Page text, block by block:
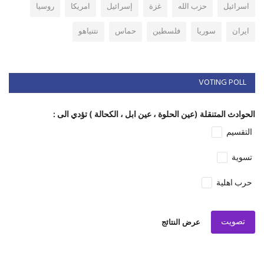
اسرائيل
حزب الله غزة إسرائيل امريكا
روسيا
ايران
سوريا فلسطين حماس نتنياهو
VOTING POLL
الحوادث المتنقلة (عين الحلوة ، عين ابل ، الكحالة ) تؤدي الى :
التقسيم
تسوية
حرب اهلية
تصويت عرض النتائج